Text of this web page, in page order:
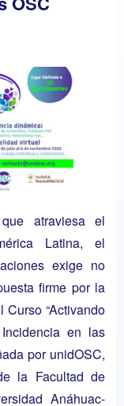
atraviesa el
Latina, el
exige no
firme por la
“Activando
en las
por unidOSC,
la Facultad de
Anáhuac-